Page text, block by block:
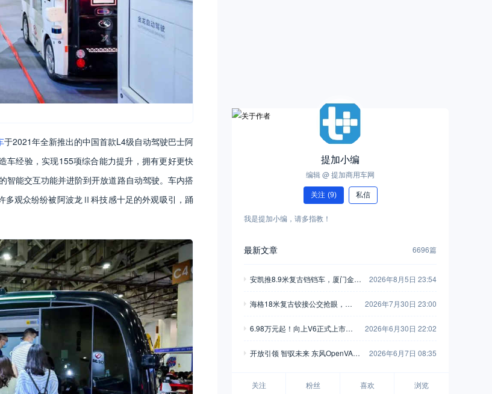
于2021年全新推出的中国首款L4级自动驾驶巴士阿
经验，实现155项综合能力提升，拥有更好更快
智能交互功能并进阶到开放道路自动驾驶。车内搭
多观众纷纷被阿波龙Ⅱ科技感十足的外观吸引，踊
提加小编
编辑 @ 提加商用车网
关注 (9) 私信
我是提加小编，请多指教！
最新文章 6696篇
安凯推8.9米复古铛铛车，厦门金龙
9批新产品公示之M类客车篇（中）
2026年8月5日 23:54
海格18米复古铰接公交抢眼，大
8-409批新产品公示之M类客车篇
2026年7月30日 23:00
6.98万元起！向上V6正式上市，
新标杆
2026年6月30日 22:02
开放引领 智驭未来 东风OpenVAN
2026年6月7日 08:35
关注 粉丝 喜欢 浏览